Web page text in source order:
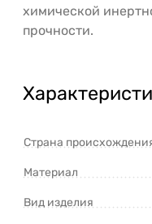
химической
прочности.
Страна
Материал
Вид изделия